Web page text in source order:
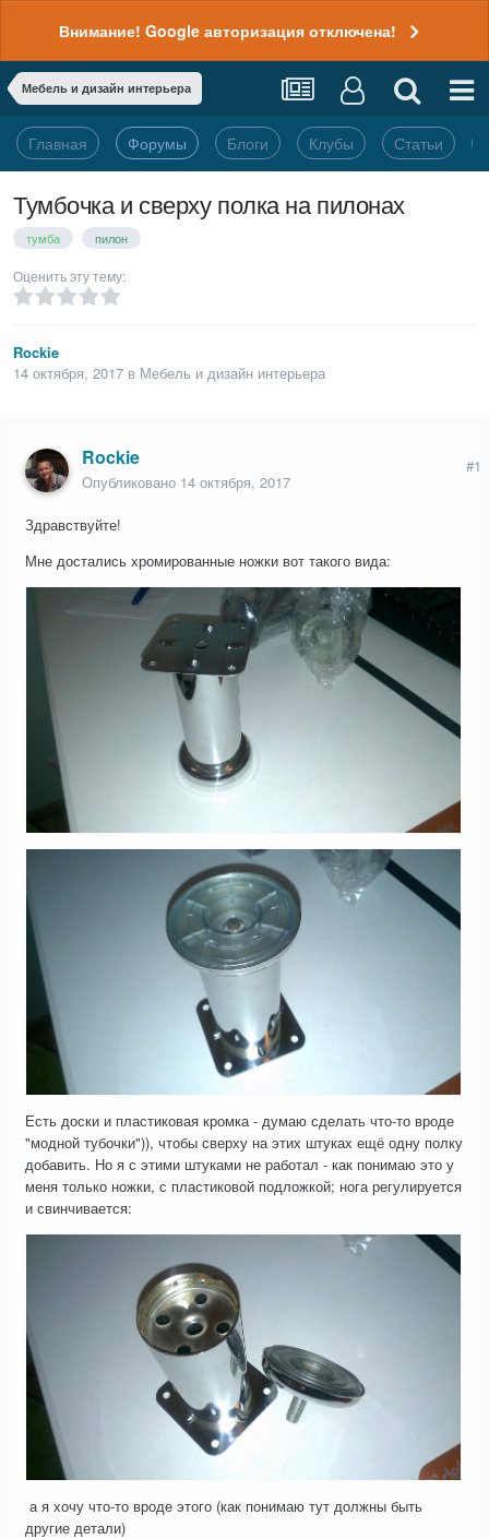
Внимание! Google авторизация отключена!
Мебель и дизайн интерьера
Главная Форумы Блоги Клубы Статьи
Тумбочка и сверху полка на пилонах
тумба пилон
Оценить эту тему:
Rockie
14 октября, 2017 в Мебель и дизайн интерьера
Rockie
Опубликовано 14 октября, 2017
#1
Здравствуйте!
Мне достались хромированные ножки вот такого вида:
Есть доски и пластиковая кромка - думаю сделать что-то вроде
"модной тубочки")), чтобы сверху на этих штуках ещё одну полку
добавить. Но я с этими штуками не работал - как понимаю это у
меня только ножки, с пластиковой подложкой; нога регулируется
и свинчивается:
а я хочу что-то вроде этого (как понимаю тут должны быть
другие детали)